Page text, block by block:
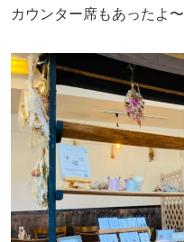
カウンター席もあったよ〜